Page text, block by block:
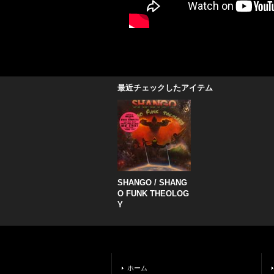
最近チェックしたアイテム
SHANGO / SHANG
O FUNK THEOLOG
Y
ホーム